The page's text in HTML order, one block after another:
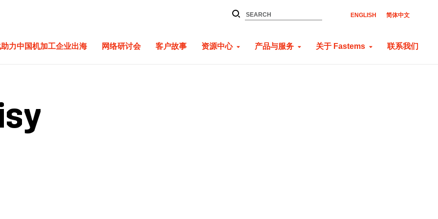
ENGLISH 简体中文
力中国机加工企业出海 网络研讨会 客户故事 资源中心 产品与服务 关于 Fastems 联系我们